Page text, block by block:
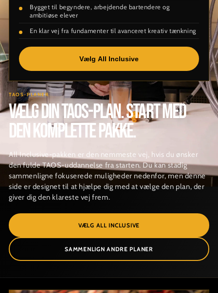
TAOS-PLANER
VÆLG DIN TAOS-PLAN. START MED
DEN KOMPLETTE PAKKE.
All Inclusive-pakken er den nemmeste vej, hvis du ønsker
den fulde TAOS-uddannelse fra starten. Du kan stadig
sammenligne fokuserede muligheder nedenfor, men denne
side er designet til at hjælpe dig med at vælge den plan, der
giver dig den klareste vej frem.
VÆLG ALL INCLUSIVE
SAMMENLIGN ANDRE PLANER
Bygget til begyndere, arbejdende bartendere og
ambitiøse elever
En klar vej fra fundamenter til avanceret kreativ tænkning
Vælg All Inclusive